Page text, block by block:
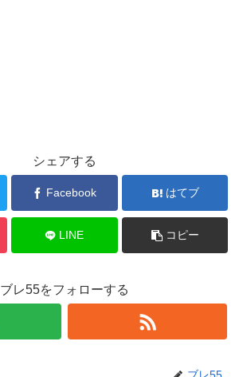
シェアする
Facebook はてブ
LINE コピー
ブレ55をフォローする